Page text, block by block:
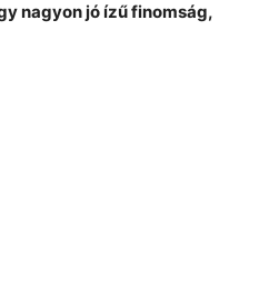
nagyon jó ízű finomság,